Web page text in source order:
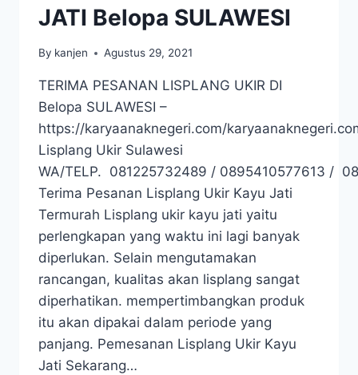
JATI Belopa SULAWESI
By kanjen Agustus 29, 2021
TERIMA PESANAN LISPLANG UKIR DI
Belopa SULAWESI –
https://karyaanaknegeri.com/
Lisplang Ukir Sulawesi
WA/TELP. 081225732489 / 0895410577613 /
Terima Pesanan Lisplang Ukir Kayu Jati
Termurah Lisplang ukir kayu jati yaitu
perlengkapan yang waktu ini lagi banyak
diperlukan. Selain mengutamakan
rancangan, kualitas akan lisplang sangat
diperhatikan. mempertimbangkan produk
itu akan dipakai dalam periode yang
panjang. Pemesanan Lisplang Ukir Kayu
Jati Sekarang…